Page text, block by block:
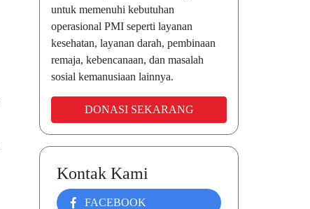
untuk memenuhi kebutuhan
operasional PMI seperti layanan
kesehatan, layanan darah, pembinaan
remaja, kebencanaan, dan masalah
sosial kemanusiaan lainnya.
DONASI SEKARANG
Kontak Kami
FACEBOOK